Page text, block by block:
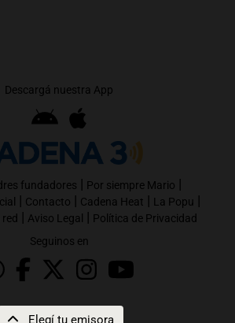
Elegí tu emisora
Descargá nuestra App
fundadores | Por siempre Mario |
| Contacto | Cadena Heat | La Popu |
| Aviso Legal | Política de Privacidad
Seguinos en